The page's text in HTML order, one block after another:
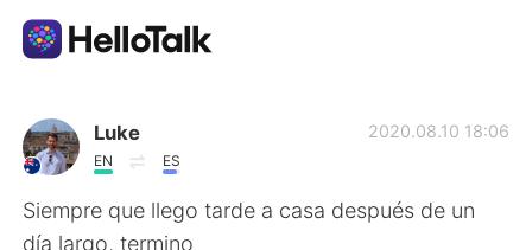
Ứng dụng trao đổi ngôn ngữ
AI Grammar Checker
Luke
EN ES
2020.08.10 18:06
Siempre que llego tarde a casa después de un
día largo, termino